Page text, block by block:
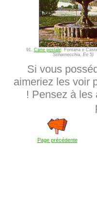
91. Carte postale: Fontana e
Scharnecchia, Ee 5)
Si vous
aimeriez les voir
! Pensez à les
Page précédente